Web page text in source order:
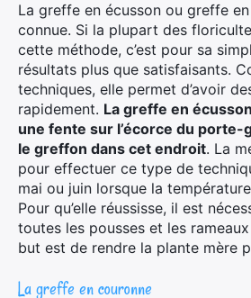
La greffe en écusson ou greffe
connue. Si la plupart des
cette méthode, c’est pour sa
résultats plus que satisfaisants.
techniques, elle permet d’avoir
rapidement. La greffe en
une fente sur l’écorce du
le greffon dans cet endroit. La
pour effectuer ce type de
mai ou juin lorsque la
Pour qu’elle réussisse, il est
toutes les pousses et les
but est de rendre la plante mère
La greffe en couronne
: